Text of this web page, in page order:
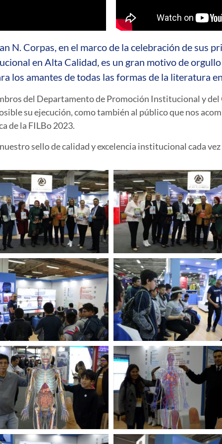
N. Corpas, en el marco de la celebración de sus
en Alta Calidad, es un gran motivo de
los amantes de todas las formas de la literatura
del Departamento de Promoción Institucional y
su ejecución, como también al público que nos
de la FILBo 2023.
sello de calidad y excelencia institucional cada vez